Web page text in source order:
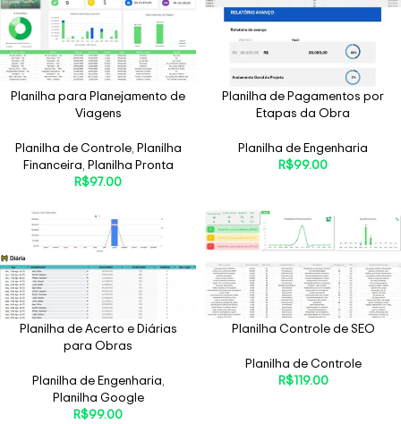
Planilha para Planejamento de
Viagens
Planilha de Controle, Planilha
Financeira, Planilha Pronta
R$97.00
Planilha de Pagamentos por
Etapas da Obra
Planilha de Engenharia
R$99.00
Planilha de Acerto e Diárias
para Obras
Planilha de Engenharia,
Planilha Google
R$99.00
Planilha Controle de SEO
Planilha de Controle
R$119.00